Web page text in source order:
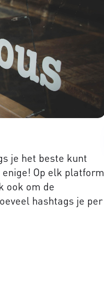
je het beste kunt
Op elk platform
ook om de
hashtags je per